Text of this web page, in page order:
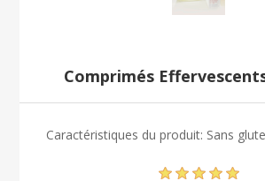
Comprimés
Caractéristiques du produit: Sans